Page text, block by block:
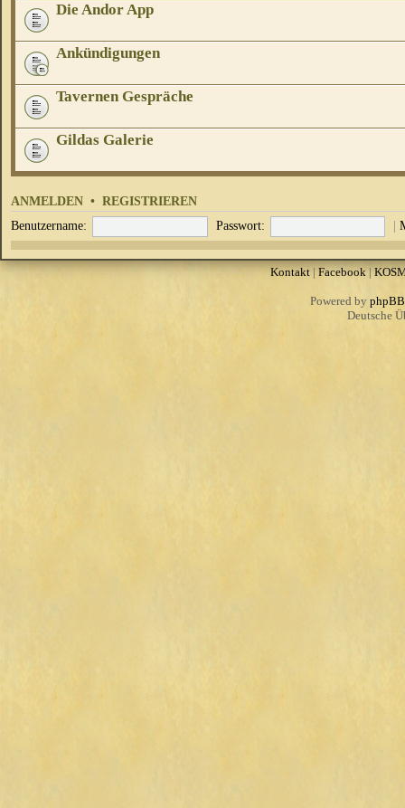
Die Andor App
Ankündigungen
Tavernen Gespräche
Gildas Galerie
ANMELDEN • REGISTRIEREN
Benutzername: Passwort: |
Kontakt| Facebook|
Powered by phpBB
Deutsche